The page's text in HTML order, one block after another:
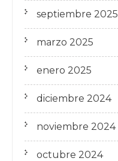
septiembre 2025
marzo 2025
enero 2025
diciembre 2024
noviembre 2024
octubre 2024